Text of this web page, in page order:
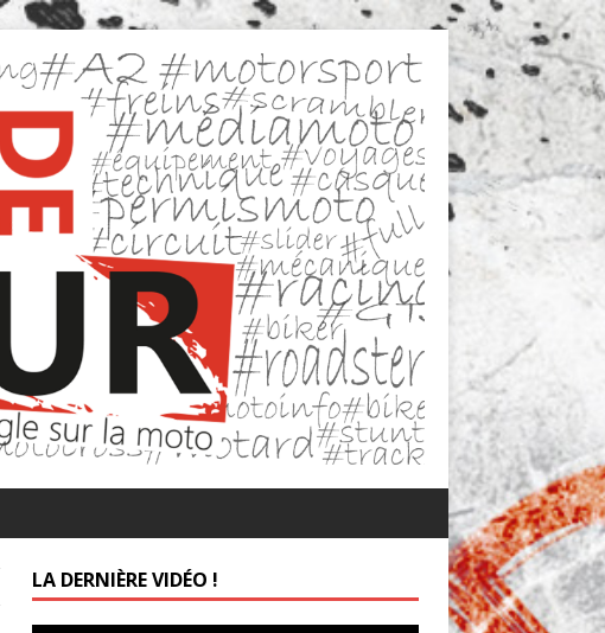
LA DERNIÈRE VIDÉO !